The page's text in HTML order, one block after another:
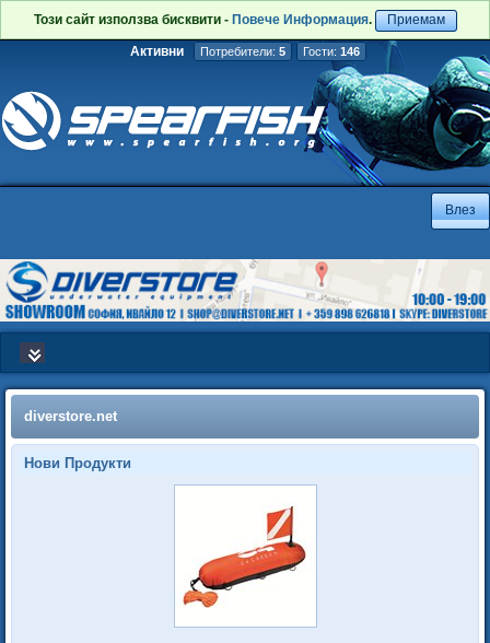
Този сайт използва бисквити - Повече Информация. Приемам
Активни Потребители: 5 Гости: 146
diverstore.net
Нови Продукти